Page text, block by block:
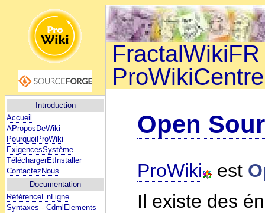
Introduction
Accueil
AProposDeWiki
PourquoiProWiki
ExigencesSystème
TéléchargerEtInstaller
ContactezNous
Documentation
RéférenceEnLigne
Syntaxes - CdmlElements
FractalWikiFR
ProWikiCentre
Open
ProWiki est
Il existe des